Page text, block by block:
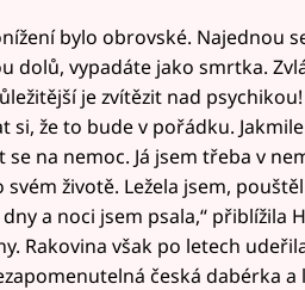
bylo obrovské. Najednou
dolů, vypadáte jako smrtka.
je zvítězit nad
že to bude v pořádku.
na nemoc. Já jsem třeba v
životě. Ležela jsem,
a noci jsem psala,“ přiblížila
Rakovina však po letech
česká dabérka